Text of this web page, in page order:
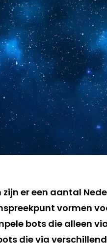
er een aantal
vormen
bots die alleen
die via